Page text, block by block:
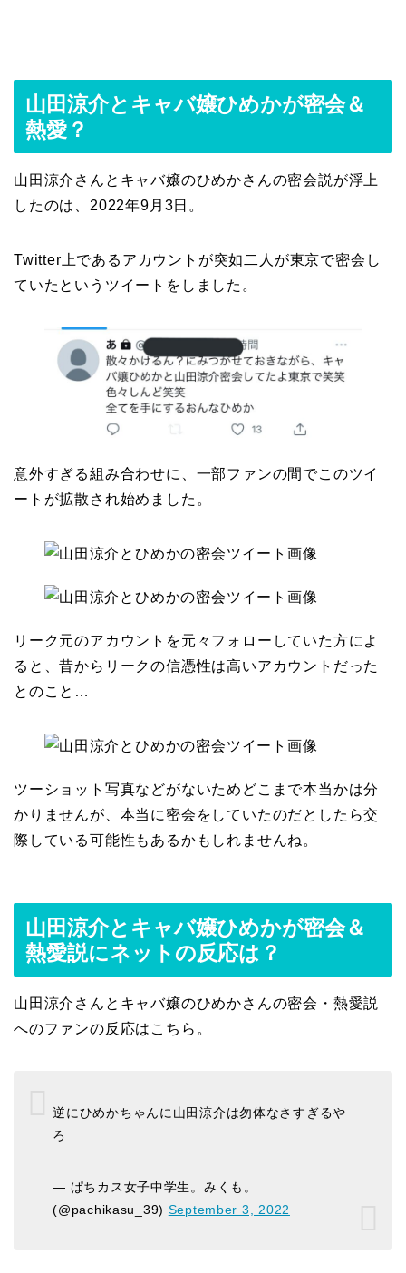
山田涼介とキャバ嬢ひめかが密会＆
熱愛？
山田涼介さんとキャバ嬢のひめかさんの密会説が浮上
したのは、2022年9月3日。
Twitter上であるアカウントが突如二人が東京で密会し
ていたというツイートをしました。
意外すぎる組み合わせに、一部ファンの間でこのツイ
ートが拡散され始めました。
リーク元のアカウントを元々フォローしていた方によ
ると、昔からリークの信憑性は高いアカウントだった
とのこと…
ツーショット写真などがないためどこまで本当かは分
かりませんが、本当に密会をしていたのだとしたら交
際している可能性もあるかもしれませんね。
山田涼介とキャバ嬢ひめかが密会＆
熱愛説にネットの反応は？
山田涼介さんとキャバ嬢のひめかさんの密会・熱愛説
へのファンの反応はこちら。
逆にひめかちゃんに山田涼介は勿体なさすぎるや
ろ
— ぱちカス女子中学生。みくも。
(@pachikasu_39) September 3, 2022